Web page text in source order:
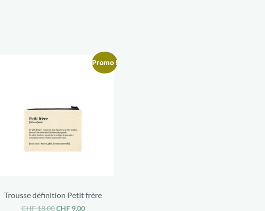
Promo !
Trousse définition Petit frère
CHF18.00 CHF9.00